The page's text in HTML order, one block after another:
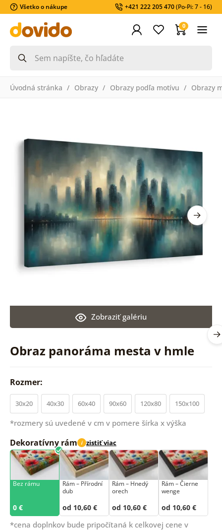
Všetko o nákupe +421 222 205 470(Po-Pi: 7 - 16)
0
Úvodná stránka Obrazy Obrazy podľa motívu Obrazy
Obraz panoráma mesta v hmle
Zobraziť galériu
Rozmer:
30x20 40x30 60x40 90x60 120x80 150x100
*rozmery sú uvedené v cm v pomere šírka x výška
Dekoratívny rám i zistiť viac
Bez rámu
0 €
Rám –⁠⁠⁠⁠⁠⁠ Přírodní
dub
od 10,60 €
Rám – Hnedý
orech
od 10,60 €
Rám – Čierne
wenge
od 10,60 €
*cena doplnkov bude pripočítaná k celkovej cene v